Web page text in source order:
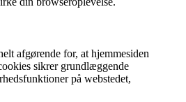
afgørende for, at hjemmesiden
sikrer grundlæggende
på webstedet,